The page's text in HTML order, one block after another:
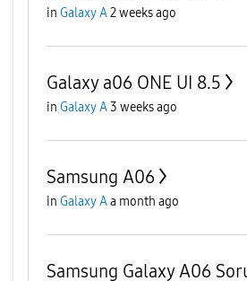
in Galaxy A2 weeks ago
Galaxy a06 ONE UI 8.5
in Galaxy A3 weeks ago
Samsung A06
in Galaxy Aa month ago
Samsung Galaxy A06